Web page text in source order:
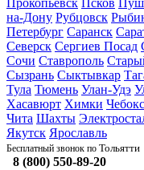
Прокопьевск Псков
на-Дону Рубцовск
Петербург Саранск
Северск Сергиев Посад
Сочи Ставрополь
Сызрань Сыктывкар
Тула Тюмень Улан-Удэ
Хасавюрт Химки
Чита Шахты
Якутск Ярославль
Бесплатный звонок по Тольятти
8 (800) 550-89-20